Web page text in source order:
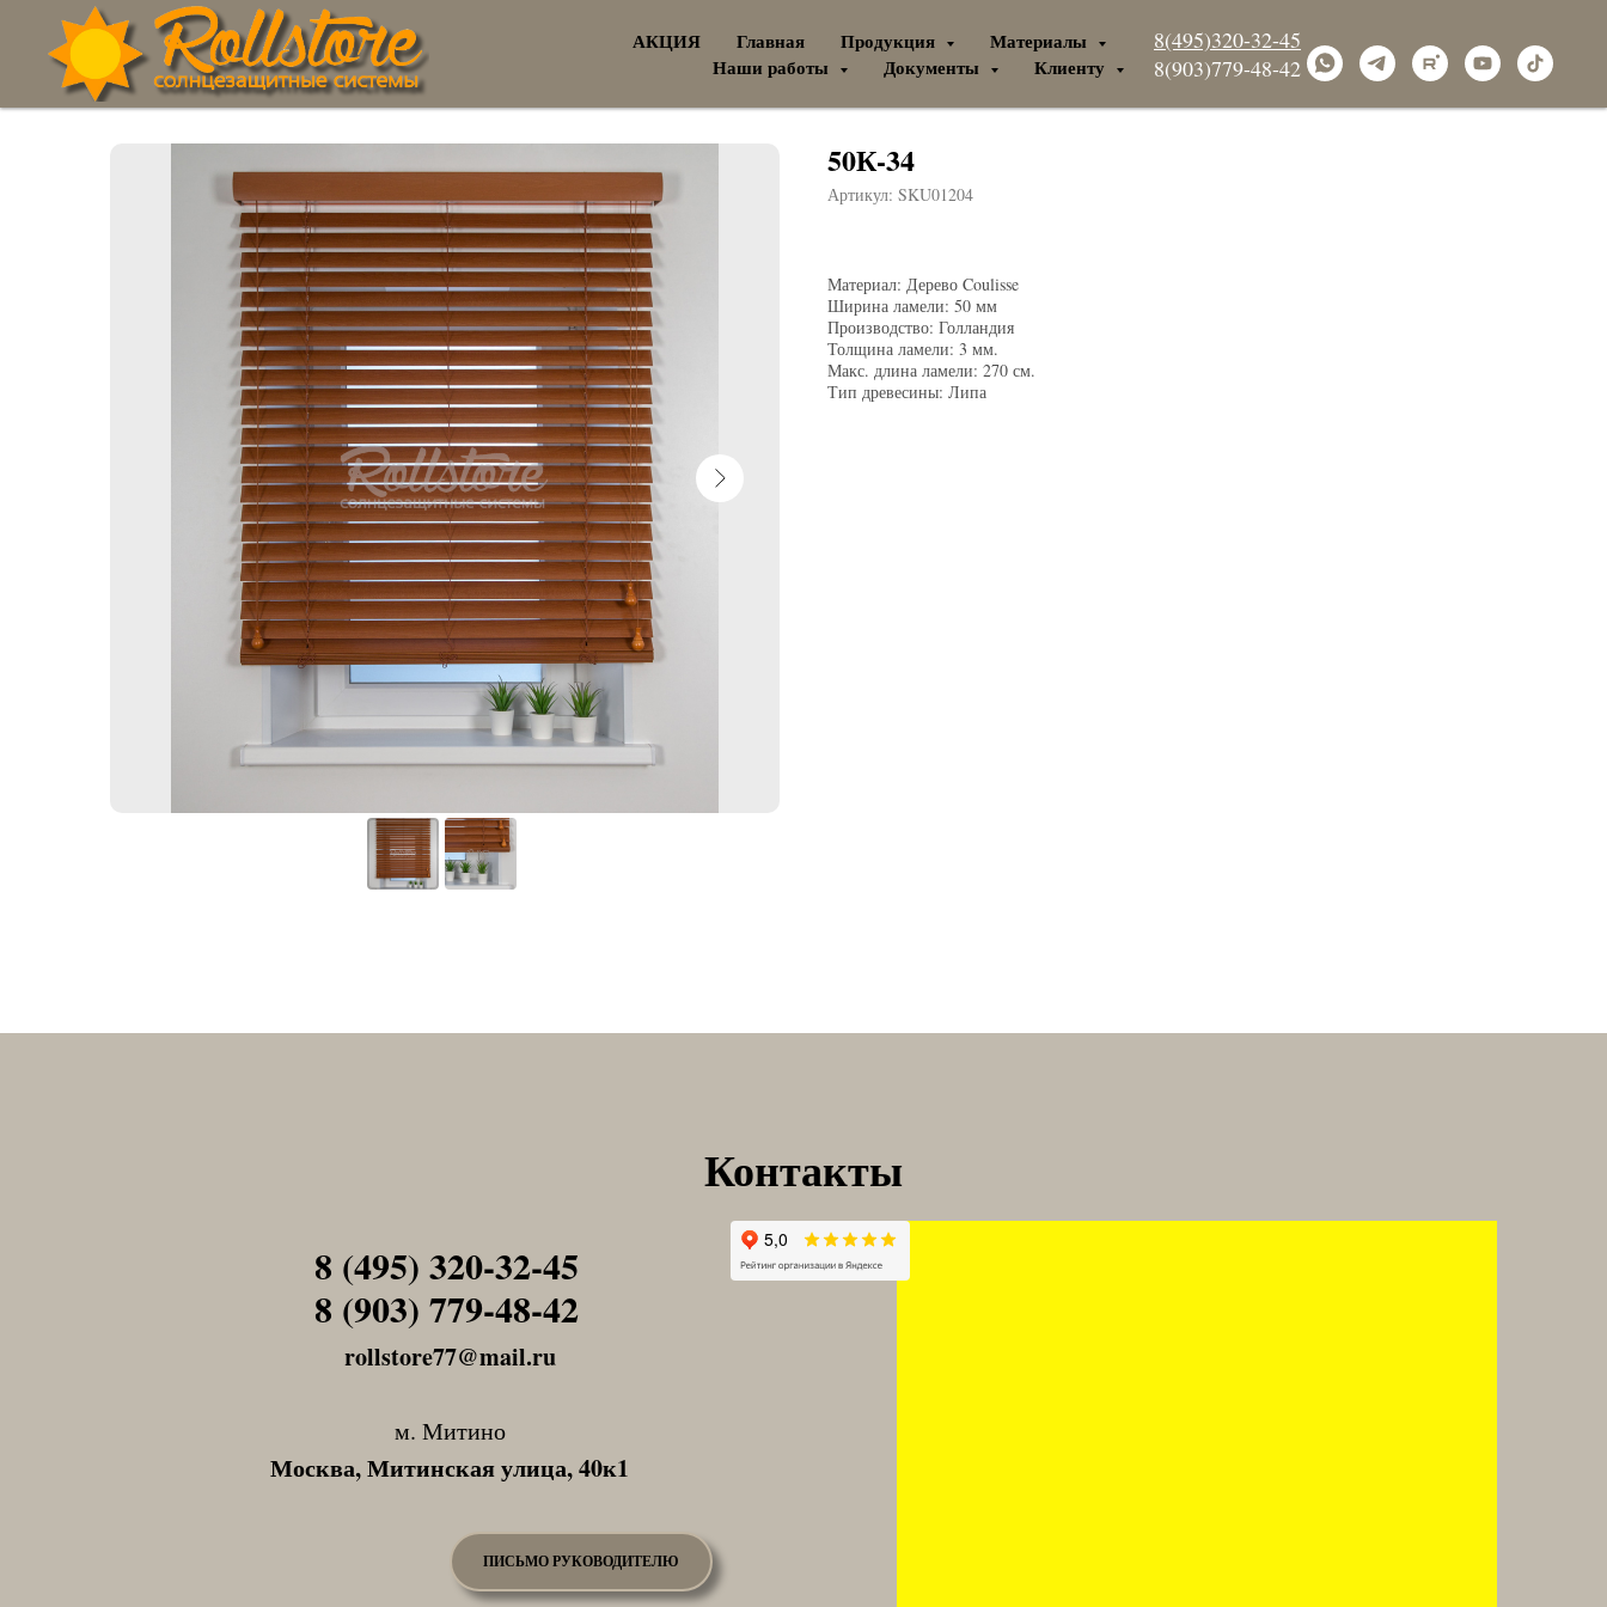
АКЦИЯ Главная Продукция
Материалы
Наши работы
Документы Клиенту
8(495)320-32-45
8(903)779-48-42
50К-34
Артикул: SKU01204
Материал: Дерево Coulisse
Ширина ламели: 50 мм
Производство: Голландия
Толщина ламели: 3 мм.
Макс. длина ламели: 270 см.
Тип древесины: Липа
Контакты
rollstore77@mail.ru
м. Митино
Москва, Митинская улица, 40к1
8 (495) 320-32-45
8 (903) 779-48-42
Tel1
Tel1
ПИСЬМО РУКОВОДИТЕЛЮ